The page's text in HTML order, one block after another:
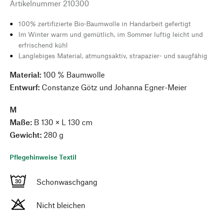
Artikelnummer 210300
100% zertifizierte Bio-Baumwolle in Handarbeit gefertigt
Im Winter warm und gemütlich, im Sommer luftig leicht und
erfrischend kühl
Langlebiges Material, atmungsaktiv, strapazier- und saugfähig
Material: 100 % Baumwolle
Entwurf: Constanze Götz und Johanna Egner-Meier
M
Maße: B 130 × L 130 cm
Gewicht: 280 g
Pflegehinweise Textil
Schonwaschgang
Nicht bleichen